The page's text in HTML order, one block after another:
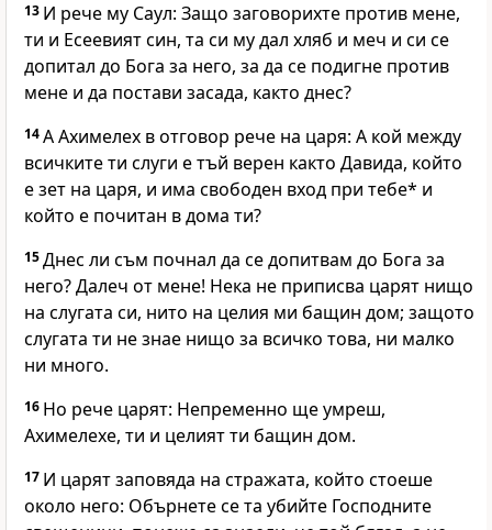
13 И рече му Саул: Защо заговорихте против мене,
ти и Есеевият син, та си му дал хляб и меч и си се
допитал до Бога за него, за да се подигне против
мене и да постави засада, както днес?
14А Ахимелех в отговор рече на царя: А кой между
всичките ти слуги е тъй верен както Давида, който
е зет на царя, и има свободен вход при тебе* и
който е почитан в дома ти?
15Днес ли съм почнал да се допитвам до Бога за
него? Далеч от мене! Нека не приписва царят нищо
на слугата си, нито на целия ми бащин дом; защото
слугата ти не знае нищо за всичко това, ни малко
ни много.
16 Но рече царят: Непременно ще умреш,
Ахимелехе, ти и целият ти бащин дом.
17 И царят заповяда на стражата, който стоеше
около него: Обърнете се та убийте Господните